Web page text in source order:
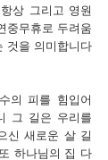
상 그리고 영원
중무휴로 두려움
것을 의미합니다
의 피를 힘입어
그 길은 우리를
신 새로운 살 길
하나님의 집 다